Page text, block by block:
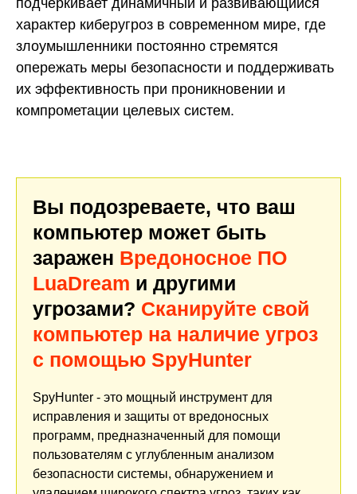
подчеркивает динамичный и развивающийся
характер киберугроз в современном мире, где
злоумышленники постоянно стремятся
опережать меры безопасности и поддерживать
их эффективность при проникновении и
компрометации целевых систем.
Вы подозреваете, что ваш
компьютер может быть
заражен Вредоносное ПО
LuaDream и другими
угрозами? Сканируйте свой
компьютер на наличие угроз
с помощью SpyHunter
SpyHunter - это мощный инструмент для
исправления и защиты от вредоносных
программ, предназначенный для помощи
пользователям с углубленным анализом
безопасности системы, обнаружением и